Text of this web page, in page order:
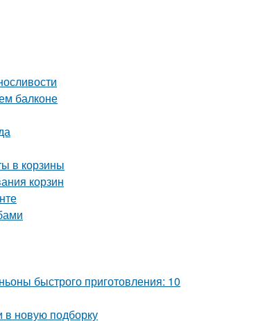
балконе
в корзины
корзин
быстрого приготовления: 10
в новую подборку